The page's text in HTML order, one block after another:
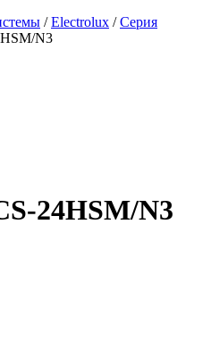
/Electrolux /Серия
N3
24HSM/N3